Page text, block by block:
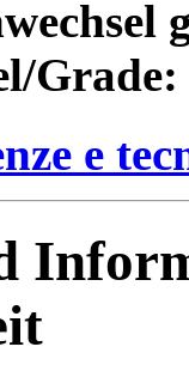
Grade:
e